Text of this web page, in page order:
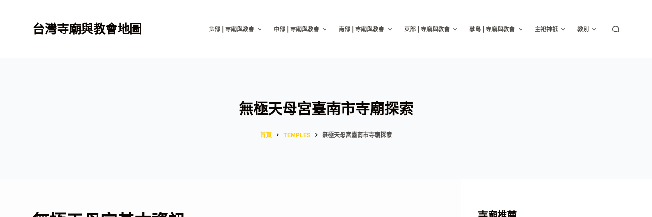
台灣寺廟與教會地圖 北部 | 寺廟與教會 中部 | 寺廟與教會 南部 | 寺廟與教會 東部 | 寺廟與教會 離島 | 寺廟與教會 主祀神祇 教別
無極天母宮臺南市寺廟探索
首頁 TEMPLES 無極天母宮臺南市寺廟探索